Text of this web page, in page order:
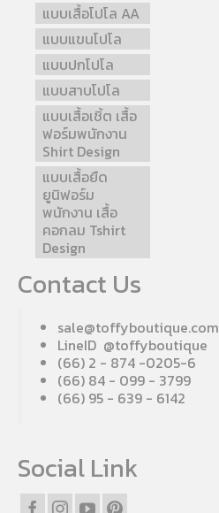
แบบเสื้อโปโล AA
แบบแขนโปโล
แบบปกโปโล
แบบสาบโปโล
แบบเสื้อเชิ้ต เสื้อ
ฟอร์มพนักงาน
Shirt Design
แบบเสื้อยืด
ยูนิฟอร์ม
พนักงาน เสื้อ
คอกลม Tshirt
Design
Contact Us
sale@toffyboutique.com
LineID @toffyboutique
(66) 2 - 874 -0205-6
(66) 84 - 099 - 3799
(66) 95 - 639 - 6142
Social Link